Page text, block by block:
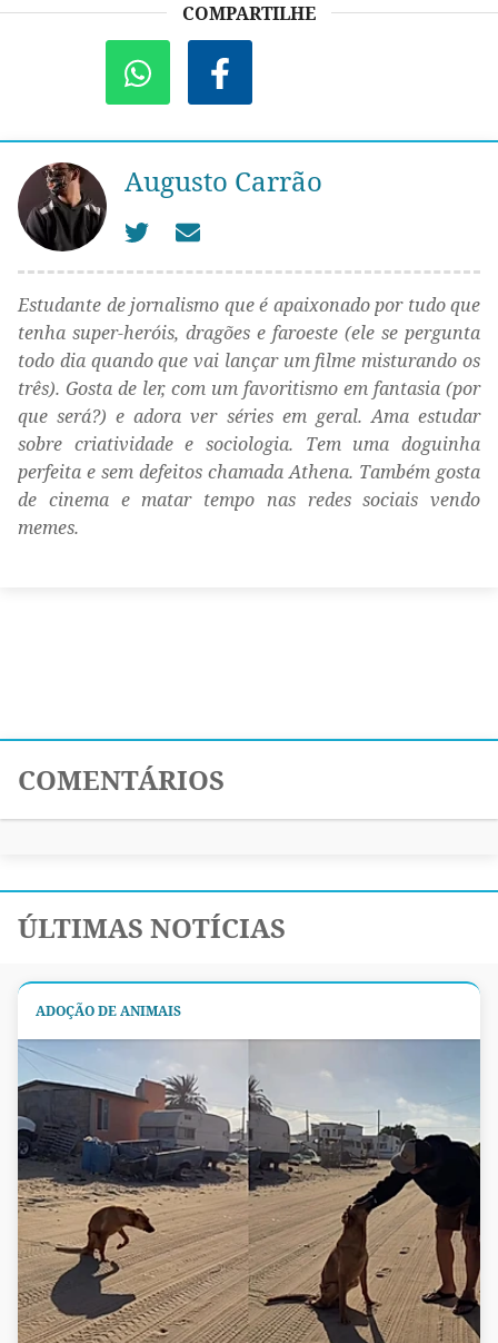
COMPARTILHE
Augusto Carrão
Estudante de jornalismo que é apaixonado por tudo que
tenha super-heróis, dragões e faroeste (ele se pergunta
todo dia quando que vai lançar um filme misturando os
três). Gosta de ler, com um favoritismo em fantasia (por
que será?) e adora ver séries em geral. Ama estudar
sobre criatividade e sociologia. Tem uma doguinha
perfeita e sem defeitos chamada Athena. Também gosta
de cinema e matar tempo nas redes sociais vendo
memes.
COMENTÁRIOS
ÚLTIMAS NOTÍCIAS
ADOÇÃO DE ANIMAIS